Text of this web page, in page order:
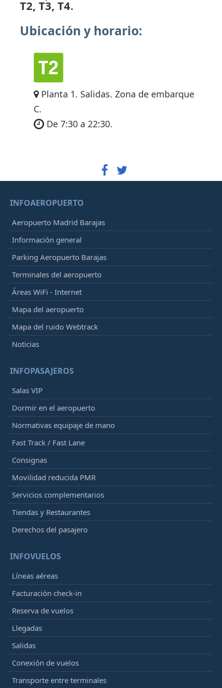
T2, T3, T4.
Ubicación y horario:
Planta 1. Salidas. Zona de embarque
C.
De 7:30 a 22:30.
INFOAEROPUERTO
Aeropuerto Madrid Barajas
Información general
Parking Aeropuerto Barajas
Terminales del aeropuerto
Áreas WiFi - Internet
Mapa del aeropuerto
Mapa del ruido Webtrack
Noticias
INFOPASAJEROS
Salas VIP
Dormir en el aeropuerto
Normativas equipaje de mano
Fast Track / Fast Lane
Consignas
Movilidad reducida PMR
Servicios complementarios
Tiendas y Restaurantes
Derechos del pasajero
INFOVUELOS
Líneas aéreas
Facturación check-in
Reserva de vuelos
Llegadas
Salidas
Conexión de vuelos
Transporte entre terminales